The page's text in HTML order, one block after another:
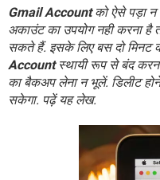
TikTok Account Freeze हो गया
SBI बैंक अकाउंट नंबर पता करें
एनसाइक्लोपीडिया
केबल और कनेक्टर्स
सीरियल और पैरलल पोर्ट
Gmail Accountको ऐसे पड़ा न
अकाउंट का उपयोग नही करना
सकते हैं. इसके लिए बस दो मिनट
Accountस्थायी रूप से बंद
का बैकअप लेना न भूलें. डिलीट होने
सकेगा. पढ़ें यह लेख.